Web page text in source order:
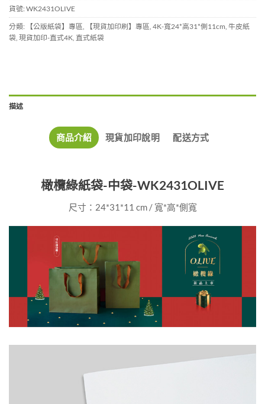
貨號: WK2431OLIVE
分類:
【公版紙袋】專區, 【現貨加印刷】專區, 4K-寬24*高31*側11cm, 牛皮紙
袋, 現貨加印-直式4K, 直式紙袋
描述
商品介紹 現貨加印說明 配送方式
橄欖綠紙袋-中袋-WK2431OLIVE
尺寸：24*31*11 cm / 寬*高*側寬